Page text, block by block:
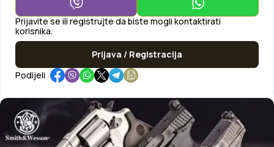
Prijavite se ili registrujte da biste mogli kontaktirati
korisnika.
Prijava / Registracija
Podijeli